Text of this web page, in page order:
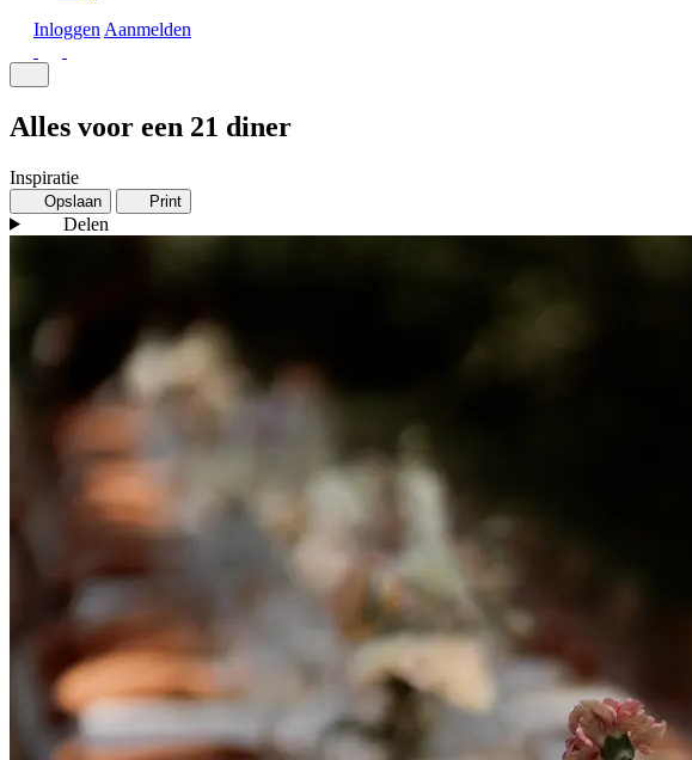
Inloggen Aanmelden
Alles voor een 21 diner
Inspiratie
Opslaan Print
Delen